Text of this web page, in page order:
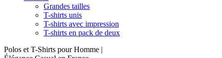
Grandes tailles
T-shirts unis
T-shirts avec impression
T-shirts en pack de deux
Polos et T-Shirts pour Homme |